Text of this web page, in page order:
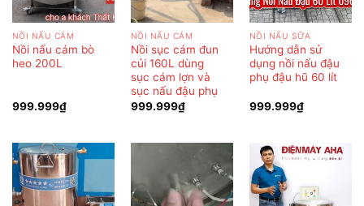
NỒI NẤU CÁM
Nồi nấu cám bò
heo 200L
999.999₫
NỒI NẤU CÁM
Nồi sục cám đun
củi 160L dùng
sục cám lợn và
sục nấu đậu phụ
999.999₫
NỒI NẤU SỮA
Hướng dẫn sử
dụng nồi nấu đậu
phụ đậu hũ 60 lít
999.999₫